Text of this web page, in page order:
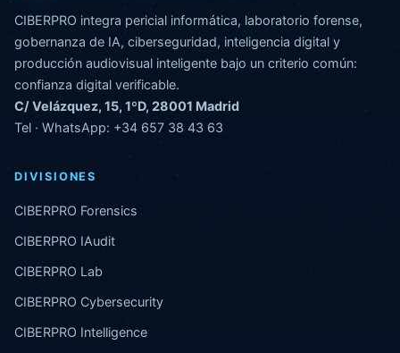
CIBERPRO integra pericial informática, laboratorio forense,
gobernanza de IA, ciberseguridad, inteligencia digital y
producción audiovisual inteligente bajo un criterio común:
confianza digital verificable.
C/ Velázquez, 15, 1ºD, 28001 Madrid
Tel · WhatsApp: +34 657 38 43 63
DIVISIONES
CIBERPRO Forensics
CIBERPRO IAudit
CIBERPRO Lab
CIBERPRO Cybersecurity
CIBERPRO Intelligence